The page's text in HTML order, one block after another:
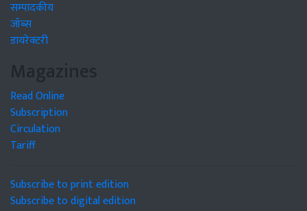
सम्पादकीय
जॉब्स
डायरेक्टरी
Magazines
Read Online
Subscription
Circulation
Tariff
Subscribe to print edition
Subscribe to digital edition